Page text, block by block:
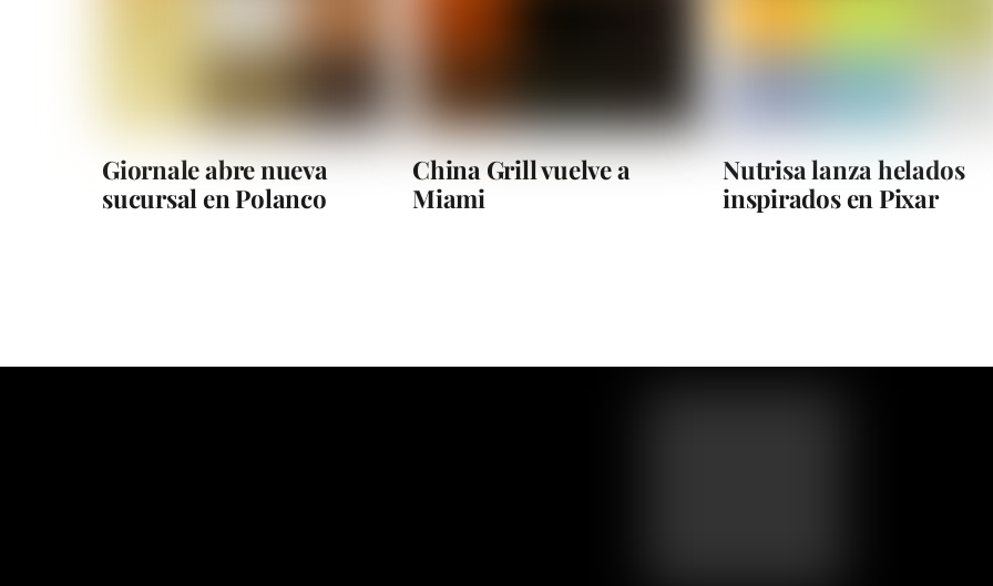
Giornale abre nueva
sucursal en Polanco
China Grill vuelve a
Miami
Nutrisa lanza helados
inspirados en Pixar